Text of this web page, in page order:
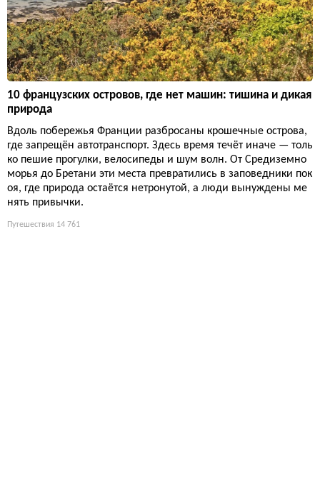
10 французских островов, где нет машин: тишина и дикая
природа
Вдоль побережья Франции разбросаны крошечные острова,
где запрещён автотранспорт. Здесь время течёт иначе — толь
ко пешие прогулки, велосипеды и шум волн. От Средиземно
морья до Бретани эти места превратились в заповедники пок
оя, где природа остаётся нетронутой, а люди вынуждены ме
нять привычки.
Путешествия 14 761